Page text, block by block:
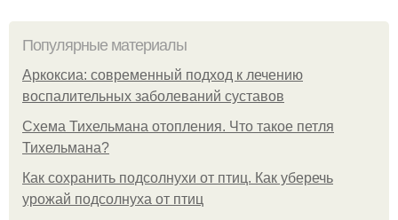
Популярные материалы
Аркоксиа: современный подход к лечению
воспалительных заболеваний суставов
Схема Тихельмана отопления. Что такое петля
Тихельмана?
Как сохранить подсолнухи от птиц. Как уберечь
урожай подсолнуха от птиц